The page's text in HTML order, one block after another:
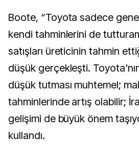
Boote, “Toyota sadece
kendi tahminlerini de
satışları üreticinin tahmin
düşük gerçekleşti.
düşük tutması muhtemel;
tahminlerinde artış olabilir;
gelişimi de büyük önem
kullandı.